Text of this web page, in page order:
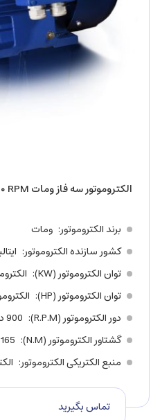
الکتروموتور سه فاز ومات VTB ۱۵KW ۹۰۰ RPM
برند الکتروموتور ومات
کشور سازنده الکتروموتور
توان الکتروموتور (KW)
الکتروموتور
توان الکتروموتور (HP)
الکتروموتور
دور الکتروموتور (R.P.M)
900 دور بر دقیقه
گشتاور الکتروموتور (N.M)
165 نیوتن متر
منبع الکتریکی الکتروموتور
تماس بگیرید